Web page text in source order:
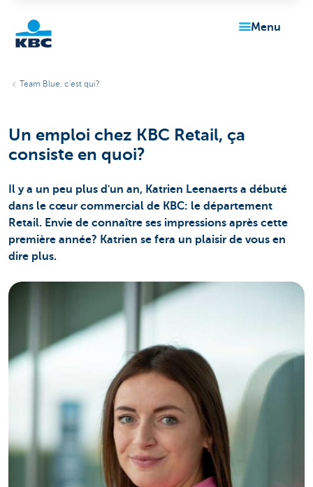
menu
Team Blue, c'est qui?
Un emploi chez KBC Retail, ça
consiste en quoi?
Il y a un peu plus d'un an, Katrien Leenaerts a débuté
dans le cœur commercial de KBC: le département
Retail. Envie de connaître ses impressions après cette
première année? Katrien se fera un plaisir de vous en
dire plus.